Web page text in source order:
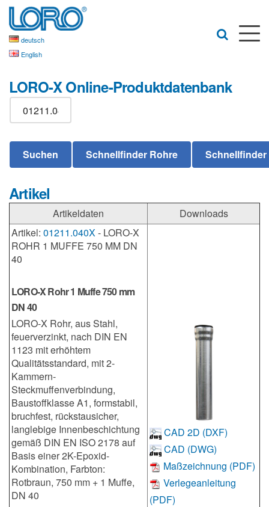
deutsch
English
LORO-X Online-Produktdatenbank
Artikel
Artikeldaten
Downloads
Artikel: 01211.040X- LORO-X
ROHR 1 MUFFE 750 MM DN
40
LORO-X Rohr 1 Muffe 750 mm
DN 40
LORO-X Rohr, aus Stahl,
feuerverzinkt, nach DIN EN
1123 mit erhöhtem
Qualitätsstandard, mit 2-
Kammern-
Steckmuffenverbindung,
Baustoffklasse A1, formstabil,
bruchfest, rückstausicher,
langlebige Innenbeschichtung
gemäß DIN EN ISO 2178 auf
Basis einer 2K-Epoxid-
Kombination, Farbton:
Rotbraun, 750 mm + 1 Muffe,
DN 40
CAD 2D (DXF)
CAD (DWG)
Maßzeichnung (PDF)
Verlegeanleitung
(PDF)